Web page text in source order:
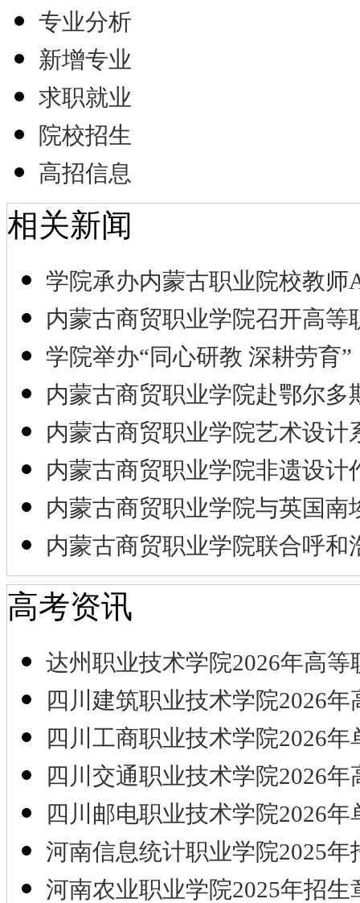
专业分析
新增专业
求职就业
院校招生
高招信息
相关新闻
学院承办内蒙古职业院校教师
内蒙古商贸职业学院召开高等
学院举办“同心研教 深耕劳育”
内蒙古商贸职业学院赴鄂尔多
内蒙古商贸职业学院艺术设计
内蒙古商贸职业学院非遗设计
内蒙古商贸职业学院与英国南
内蒙古商贸职业学院联合呼和
高考资讯
达州职业技术学院2026年高等
四川建筑职业技术学院2026年
四川工商职业技术学院2026年
四川交通职业技术学院2026年
四川邮电职业技术学院2026年
河南信息统计职业学院2025年
河南农业职业学院2025年招生